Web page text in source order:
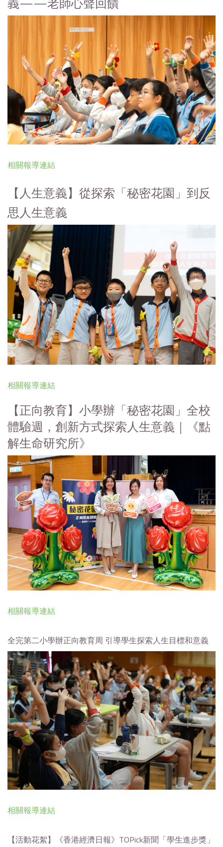
相關報導連結
【人生意義】從探索「秘密花園」到反
思人生意義
相關報導連結
【正向教育】小學辦「秘密花園」全校
體驗週，創新方式探索人生意義｜《點
解生命研究所》
相關報導連結
全完第二小學辦正向教育周 引導學生探索人生目標和意義
相關報導連結
【活動花絮】《香港經濟日報》TOPick新聞「學生進步獎」